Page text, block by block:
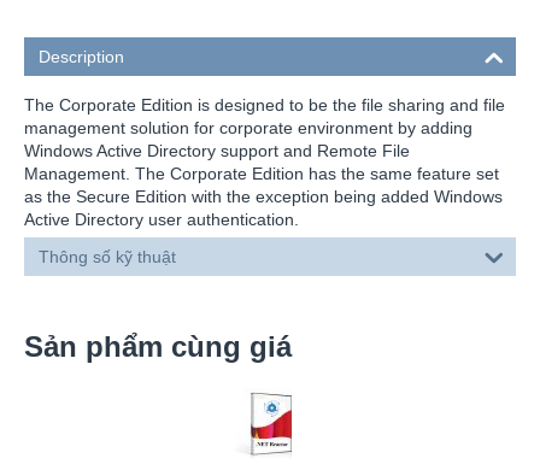
Description
The Corporate Edition is designed to be the file sharing and file
management solution for corporate environment by adding
Windows Active Directory support and Remote File
Management. The Corporate Edition has the same feature set
as the Secure Edition with the exception being added Windows
Active Directory user authentication.
Thông số kỹ thuật
Sản phẩm cùng giá